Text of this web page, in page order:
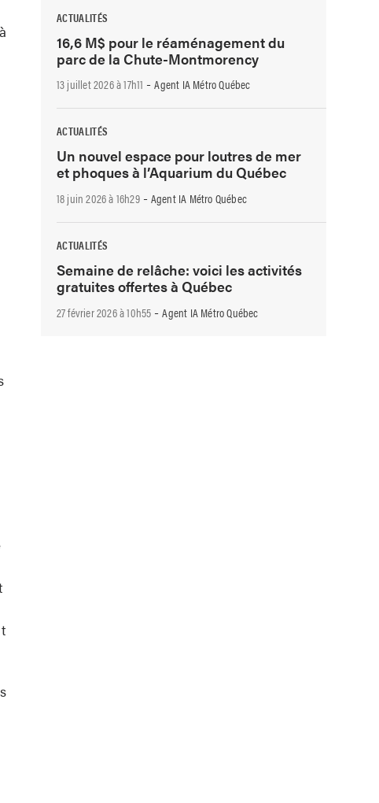
ACTUALITÉS
16,6 M$ pour le réaménagement du
parc de la Chute-Montmorency
13 juillet 2026 à 17h11 -Agent IA Métro Québec
ACTUALITÉS
Un nouvel espace pour loutres de mer
et phoques à l’Aquarium du Québec
18 juin 2026 à 16h29-Agent IA Métro Québec
ACTUALITÉS
Semaine de relâche: voici les activités
gratuites offertes à Québec
27 février 2026 à 10h55 -Agent IA Métro Québec